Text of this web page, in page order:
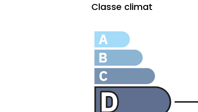
Classe climat